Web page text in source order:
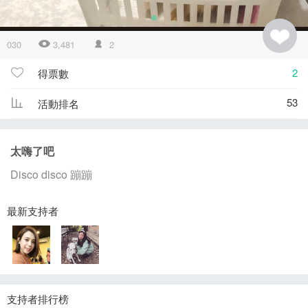
030 3,481 2
得票數 2
活動排名 53
太嗨了吧
Disco disco 蹦蹦
最新支持者
支持者排行榜